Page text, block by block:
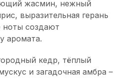
жасмин, нежный
выразительная герань
ноты создают
аромата.
кедр, тёплый
и загадочная амбра –